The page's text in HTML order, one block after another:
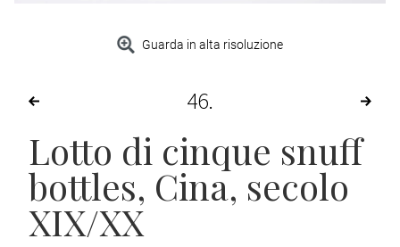
Guarda in alta risoluzione
46
Lotto di cinque snuff
bottles, Cina, secolo
XIX/XX